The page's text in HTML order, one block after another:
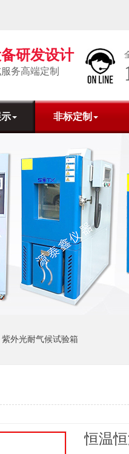
研发设计
务高端定制
非标定制
紫外光耐气候试验箱
恒温